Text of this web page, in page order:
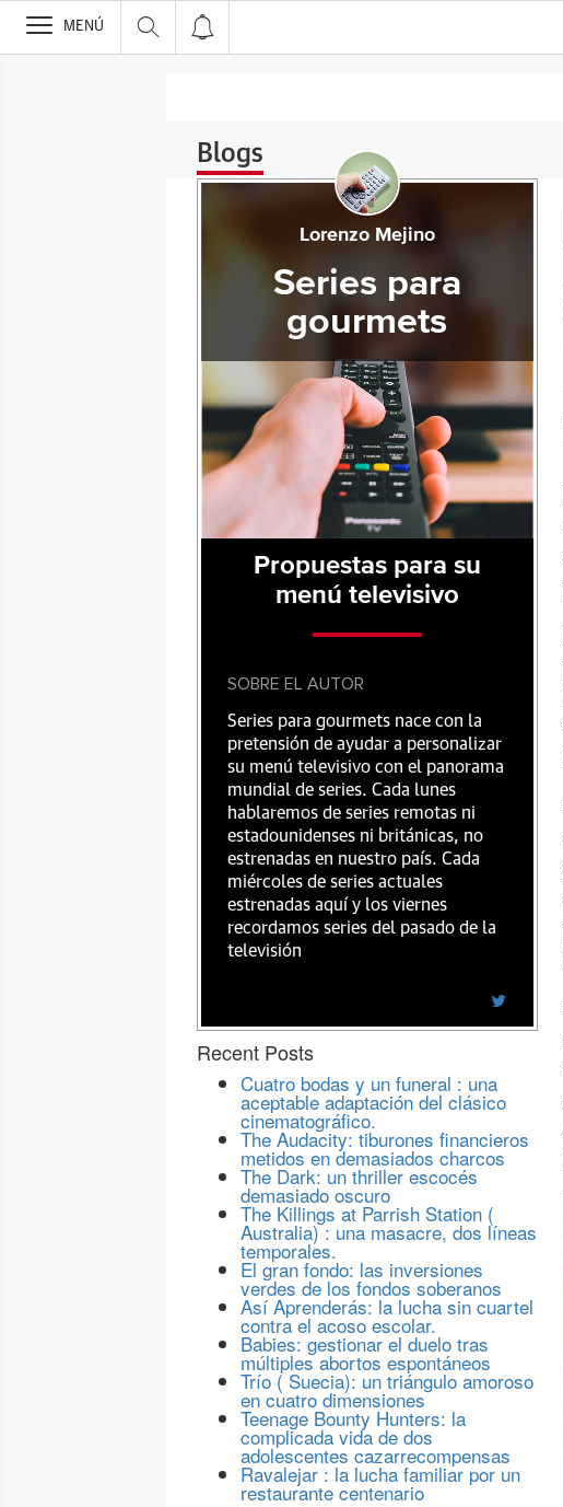
>
MENÚ
Blogs
Lorenzo Mejino
Series para
gourmets
Propuestas para su
menú televisivo
SOBRE EL AUTOR
Series para gourmets nace con la
pretensión de ayudar a personalizar
su menú televisivo con el panorama
mundial de series. Cada lunes
hablaremos de series remotas ni
estadounidenses ni británicas, no
estrenadas en nuestro país. Cada
miércoles de series actuales
estrenadas aquí y los viernes
recordamos series del pasado de la
televisión
Recent Posts
Cuatro bodas y un funeral : una
aceptable adaptación del clásico
cinematográfico.
The Audacity: tiburones financieros
metidos en demasiados charcos
The Dark: un thriller escocés
demasiado oscuro
The Killings at Parrish Station (
Australia) : una masacre, dos líneas
temporales.
El gran fondo: las inversiones
verdes de los fondos soberanos
Así Aprenderás: la lucha sin cuartel
contra el acoso escolar.
Babies: gestionar el duelo tras
múltiples abortos espontáneos
Trío ( Suecia): un triángulo amoroso
en cuatro dimensiones
Teenage Bounty Hunters: la
complicada vida de dos
adolescentes cazarrecompensas
Ravalejar : la lucha familiar por un
restaurante centenario